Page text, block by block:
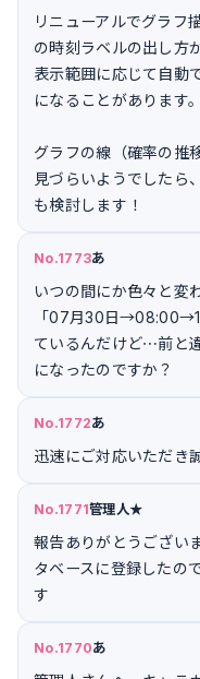
リニューアルでグラフ
の時刻ラベルの出し方
表示範囲に応じて自動
になることがあります。
グラフの線（確率の推
見づらいようでしたら
も検討します！
No.1773あ
いつの間にか色々と変
「07月30日
ているんだけど⋯前と
になったのですか？
No.1772あ
迅速にご対応いただき
No.1771管理人★
報告ありがとうござい
タベースに登録したの
す
No.1770あ